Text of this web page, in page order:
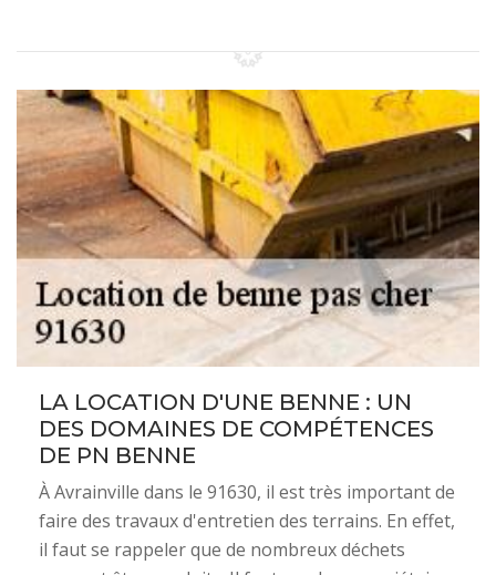
LA LOCATION D'UNE BENNE : UN
DES DOMAINES DE COMPÉTENCES
DE PN BENNE
À Avrainville dans le 91630, il est très important de
faire des travaux d'entretien des terrains. En effet,
il faut se rappeler que de nombreux déchets